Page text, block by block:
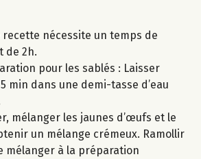
nécessite un temps de
de 2h.
pour les sablés : Laisser
min dans une demi-tasse d’eau
mélanger les jaunes d’œufs et le
un mélange crémeux. Ramollir
mélanger à la préparation